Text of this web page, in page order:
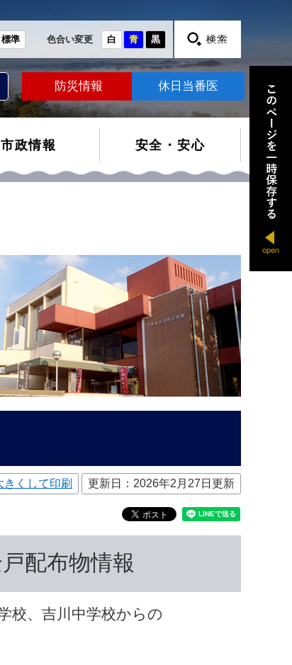
標準 色合い変更 白 青 黒
防災情報 休日当番医
市政情報 安全・安心
きくして印刷 更新日：2026年2月27日更新
配布物情報
校、吉川中学校からの